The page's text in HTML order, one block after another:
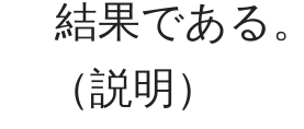
結果である。
（説明）